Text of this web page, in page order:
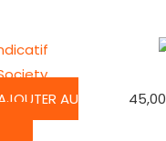
AU
45,00